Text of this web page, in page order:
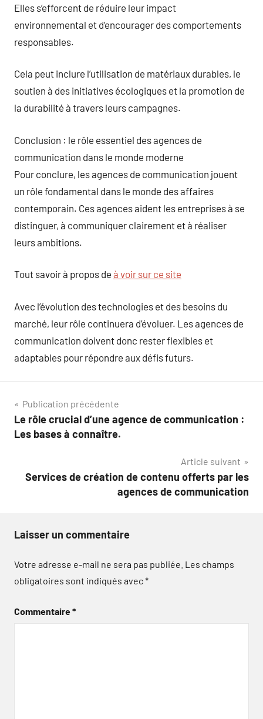
Elles s’efforcent de réduire leur impact
environnemental et d’encourager des comportements
responsables.
Cela peut inclure l’utilisation de matériaux durables, le
soutien à des initiatives écologiques et la promotion de
la durabilité à travers leurs campagnes.
Conclusion : le rôle essentiel des agences de
communication dans le monde moderne
Pour conclure, les agences de communication jouent
un rôle fondamental dans le monde des affaires
contemporain. Ces agences aident les entreprises à se
distinguer, à communiquer clairement et à réaliser
leurs ambitions.
Tout savoir à propos de à voir sur ce site
Avec l’évolution des technologies et des besoins du
marché, leur rôle continuera d’évoluer. Les agences de
communication doivent donc rester flexibles et
adaptables pour répondre aux défis futurs.
Navigation
de
Publication précédente
Le rôle crucial d’une agence de communication :
Les bases à connaître.
Article suivant
Services de création de contenu offerts par les
agences de communication
Laisser un commentaire
Votre adresse e-mail ne sera pas publiée. Les champs
obligatoires sont indiqués avec*
Commentaire*